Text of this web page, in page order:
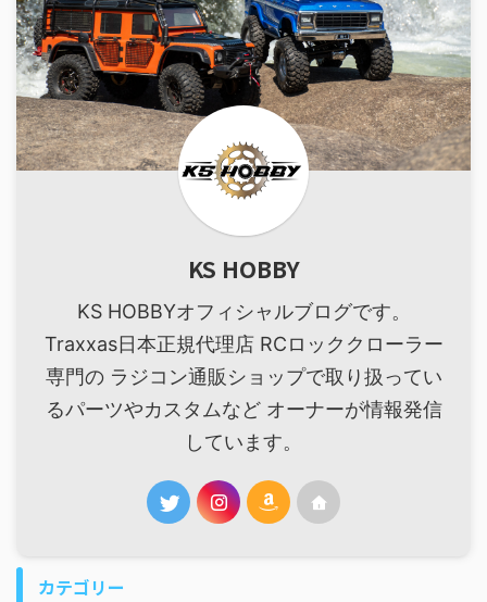
KS HOBBY
KS HOBBYオフィシャルブログです。
Traxxas日本正規代理店 RCロッククローラー
専門の ラジコン通販ショップで取り扱ってい
るパーツやカスタムなど オーナーが情報発信
しています。
カテゴリー